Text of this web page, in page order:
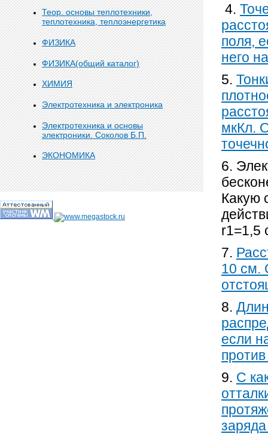
Теор. основы теплотехники,
теплотехника, теплоэнергетика
ФИЗИКА
ФИЗИКА(общий каталог)
ХИМИЯ
Электротехника и электроника
Электротехника и основы
электроники. Соколов Б.П.
ЭКОНОМИКА
4.
поля,
него
5.
мкКл.
6.
Какую
r1=1,5
7.
10 см.
8.
если
9. С